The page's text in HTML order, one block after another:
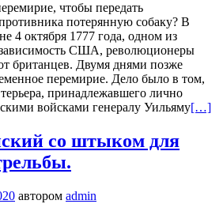
чтобы передать
потерянную собаку? В
4 октября 1777 года, одном из
США, революционеры
британцев. Двумя днями позже
перемирие. Дело было в том,
принадлежавшего лично
войсками генералу Уильяму[…]
со штыком для
автором admin